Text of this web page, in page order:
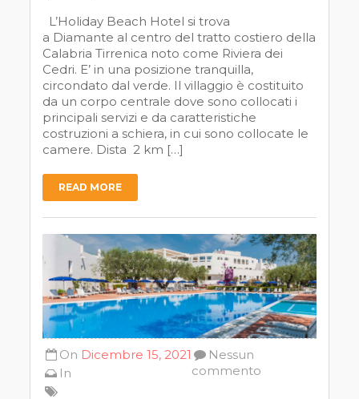
L’Holiday Beach Hotel si trova
a Diamante al centro del tratto costiero della
Calabria Tirrenica noto come Riviera dei
Cedri. E’ in una posizione tranquilla,
circondato dal verde. Il villaggio è costituito
da un corpo centrale dove sono collocati i
principali servizi e da caratteristiche
costruzioni a schiera, in cui sono collocate le
camere. Dista 2 km […]
READ MORE
On Dicembre 15, 2021
In
Nessun
commento